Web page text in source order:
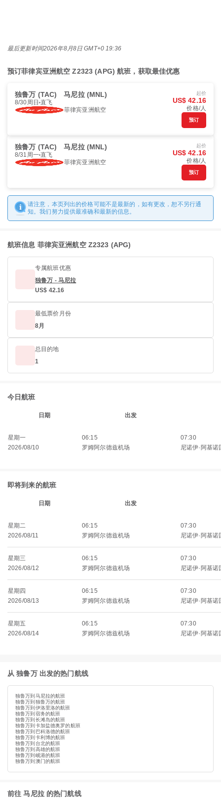
最后更新时间2026年8月8日 GMT+0 19:36
预订菲律宾亚洲航空 Z2323 (APG) 航班，获取最佳优惠
独鲁万 (TAC) 马尼拉 (MNL)
8/30周日 直飞
菲律宾亚洲航空
起价
US$ 42.16
价格/人
预订
独鲁万 (TAC) 马尼拉 (MNL)
8/31周一 直飞
菲律宾亚洲航空
起价
US$ 42.16
价格/人
预订
请注意，本页列出的价格可能不是最新的，如有更改，恕不另行通
知。我们努力提供最准确和最新的信息。
航班信息 菲律宾亚洲航空 Z2323 (APG)
专属航班优惠
独鲁万 - 马尼拉
US$ 42.16
最低票价月份
8月
总目的地
1
今日航班
日期 出发
星期一
2026/08/10
06:15
罗姆阿尔德兹机场
07:30
尼诺伊·阿基诺
即将到来的航班
日期 出发
星期二
2026/08/11
06:15
罗姆阿尔德兹机场
07:30
尼诺伊·阿基诺
星期三
2026/08/12
06:15
罗姆阿尔德兹机场
07:30
尼诺伊·阿基诺
星期四
2026/08/13
06:15
罗姆阿尔德兹机场
07:30
尼诺伊·阿基诺
星期五
2026/08/14
06:15
罗姆阿尔德兹机场
07:30
尼诺伊·阿基诺
从 独鲁万 出发的热门航线
独鲁万到马尼拉的航班
独鲁万到独鲁万的航班
独鲁万到伊洛里洛的航班
独鲁万到宿务的航班
独鲁万到长滩岛的航班
独鲁万到卡加盐德奥罗的航班
独鲁万到巴科洛德的航班
独鲁万到卡利博的航班
独鲁万到台北的航班
独鲁万到高雄的航班
独鲁万到岘港的航班
独鲁万到澳门的航班
前往 马尼拉 的热门航线